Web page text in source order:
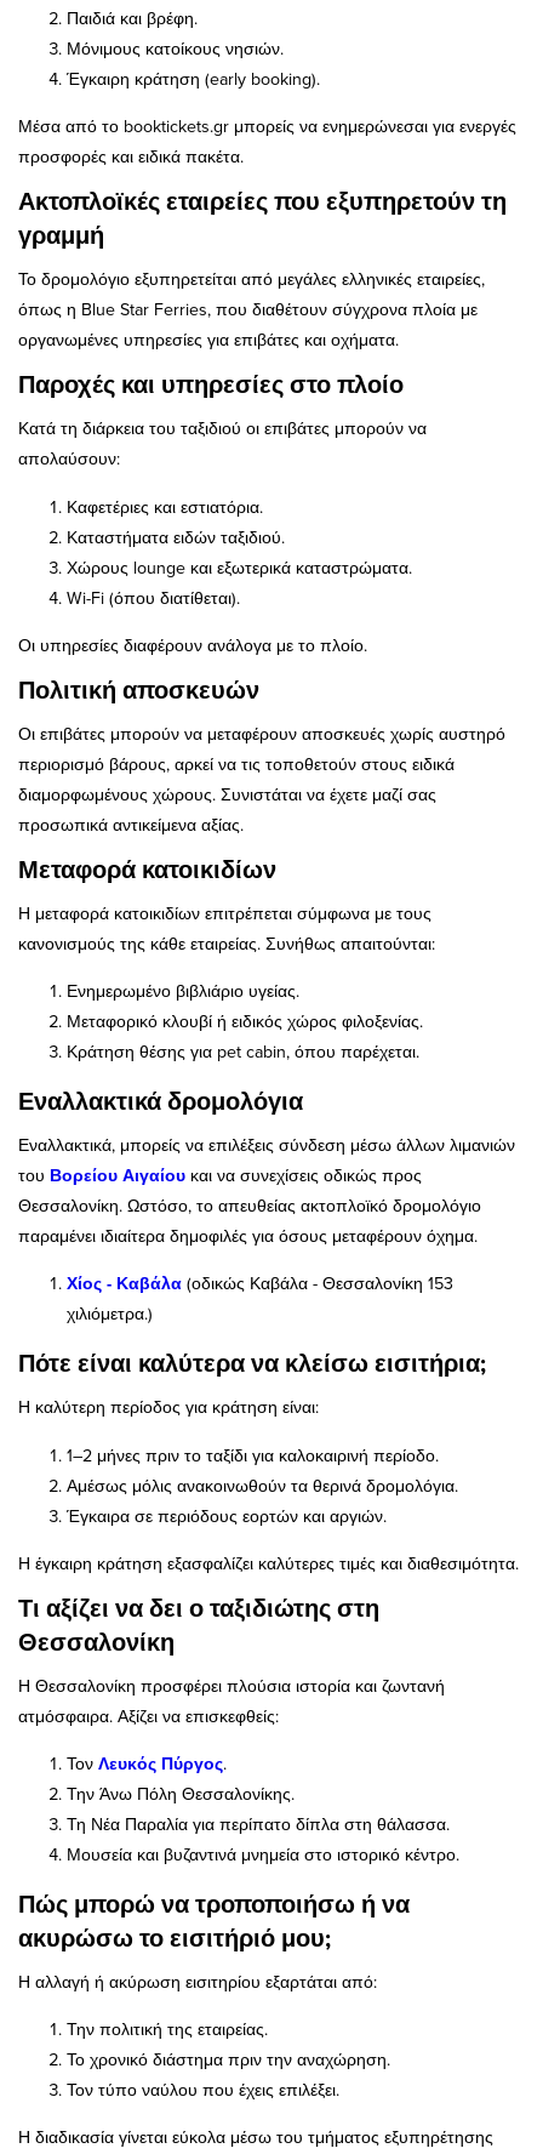
Παιδιά και βρέφη.
Μόνιμους κατοίκους νησιών.
Έγκαιρη κράτηση (early booking).
Μέσα από το booktickets.gr μπορείς να ενημερώνεσαι για ενεργές
προσφορές και ειδικά πακέτα.
Ακτοπλοϊκές εταιρείες που εξυπηρετούν τη
γραμμή
Το δρομολόγιο εξυπηρετείται από μεγάλες ελληνικές εταιρείες,
όπως η Blue Star Ferries, που διαθέτουν σύγχρονα πλοία με
οργανωμένες υπηρεσίες για επιβάτες και οχήματα.
Παροχές και υπηρεσίες στο πλοίο
Κατά τη διάρκεια του ταξιδιού οι επιβάτες μπορούν να
απολαύσουν:
Καφετέριες και εστιατόρια.
Καταστήματα ειδών ταξιδιού.
Χώρους lounge και εξωτερικά καταστρώματα.
Wi-Fi (όπου διατίθεται).
Οι υπηρεσίες διαφέρουν ανάλογα με το πλοίο.
Πολιτική αποσκευών
Οι επιβάτες μπορούν να μεταφέρουν αποσκευές χωρίς αυστηρό
περιορισμό βάρους, αρκεί να τις τοποθετούν στους ειδικά
διαμορφωμένους χώρους. Συνιστάται να έχετε μαζί σας
προσωπικά αντικείμενα αξίας.
Μεταφορά κατοικιδίων
Η μεταφορά κατοικιδίων επιτρέπεται σύμφωνα με τους
κανονισμούς της κάθε εταιρείας. Συνήθως απαιτούνται:
Ενημερωμένο βιβλιάριο υγείας.
Μεταφορικό κλουβί ή ειδικός χώρος φιλοξενίας.
Κράτηση θέσης για pet cabin, όπου παρέχεται.
Εναλλακτικά δρομολόγια
Εναλλακτικά, μπορείς να επιλέξεις σύνδεση μέσω άλλων λιμανιών
του Βορείου Αιγαίου και να συνεχίσεις οδικώς προς
Θεσσαλονίκη. Ωστόσο, το απευθείας ακτοπλοϊκό δρομολόγιο
παραμένει ιδιαίτερα δημοφιλές για όσους μεταφέρουν όχημα.
Χίος - Καβάλα (οδικώς Καβάλα - Θεσσαλονίκη 153
χιλιόμετρα.)
Πότε είναι καλύτερα να κλείσω εισιτήρια;
Η καλύτερη περίοδος για κράτηση είναι:
1–2 μήνες πριν το ταξίδι για καλοκαιρινή περίοδο.
Αμέσως μόλις ανακοινωθούν τα θερινά δρομολόγια.
Έγκαιρα σε περιόδους εορτών και αργιών.
Η έγκαιρη κράτηση εξασφαλίζει καλύτερες τιμές και διαθεσιμότητα.
Τι αξίζει να δει ο ταξιδιώτης στη
Θεσσαλονίκη
Η Θεσσαλονίκη προσφέρει πλούσια ιστορία και ζωντανή
ατμόσφαιρα. Αξίζει να επισκεφθείς:
Τον Λευκός Πύργος.
Την Άνω Πόλη Θεσσαλονίκης.
Τη Νέα Παραλία για περίπατο δίπλα στη θάλασσα.
Μουσεία και βυζαντινά μνημεία στο ιστορικό κέντρο.
Πώς μπορώ να τροποποιήσω ή να
ακυρώσω το εισιτήριό μου;
Η αλλαγή ή ακύρωση εισιτηρίου εξαρτάται από:
Την πολιτική της εταιρείας.
Το χρονικό διάστημα πριν την αναχώρηση.
Τον τύπο ναύλου που έχεις επιλέξει.
Η διαδικασία γίνεται εύκολα μέσω του τμήματος εξυπηρέτησης